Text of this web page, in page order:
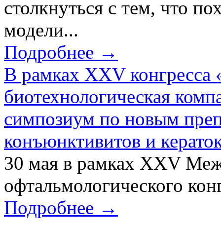
столкнуться с тем, что
модели...
Подробнее →
В рамках XXV конгресса
биотехнологическая
симпозиум по новым
конъюнктивитов и
30 мая в рамках XXV
офтальмологического
Подробнее →